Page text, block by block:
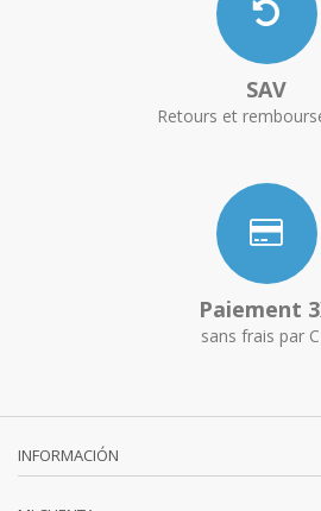
SAV
Retours et
Paiement
sans frais par
INFORMACIÓN